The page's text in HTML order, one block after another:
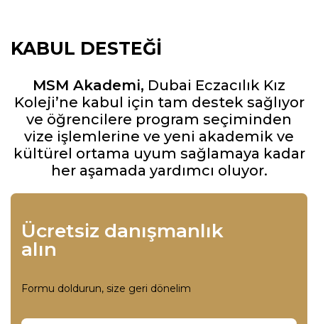
KABUL DESTEĞI
MSM Akademi, Dubai Eczacılık Kız
Koleji’ne kabul için tam destek sağlıyor
ve öğrencilere program seçiminden
vize işlemlerine ve yeni akademik ve
kültürel ortama uyum sağlamaya kadar
her aşamada yardımcı oluyor.
Ücretsiz danışmanlık
alın
Formu doldurun, size geri dönelim